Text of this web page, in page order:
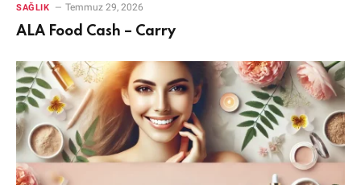
SAĞLIK Temmuz 29, 2026
ALA Food Cash – Carry